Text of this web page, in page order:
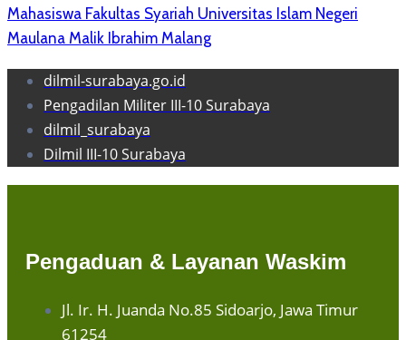
Mahasiswa Fakultas Syariah Universitas Islam Negeri
Maulana Malik Ibrahim Malang
dilmil-surabaya.go.id
Pengadilan Militer III-10 Surabaya
dilmil_surabaya
Dilmil III-10 Surabaya
Pengaduan & Layanan Waskim
Jl. Ir. H. Juanda No.85 Sidoarjo, Jawa Timur
61254